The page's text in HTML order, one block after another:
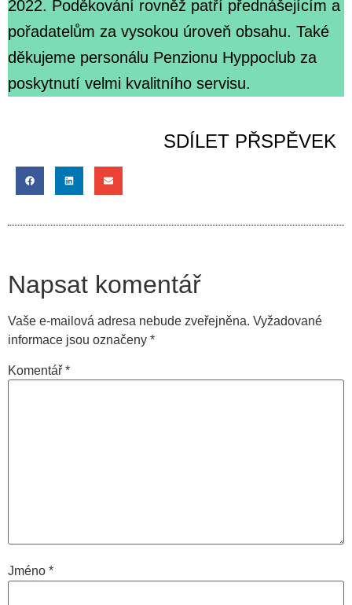
2022. Poděkování rovněž patří přednášejícím a
pořadatelům za vysokou úroveň obsahu. Také
děkujeme personálu Penzionu Hyppoclub za
poskytnutí velmi kvalitního servisu.
SDÍLET PŘSPĚVEK
Napsat komentář
Vaše e-mailová adresa nebude zveřejněna. Vyžadované
informace jsou označeny *
Komentář *
Jméno *